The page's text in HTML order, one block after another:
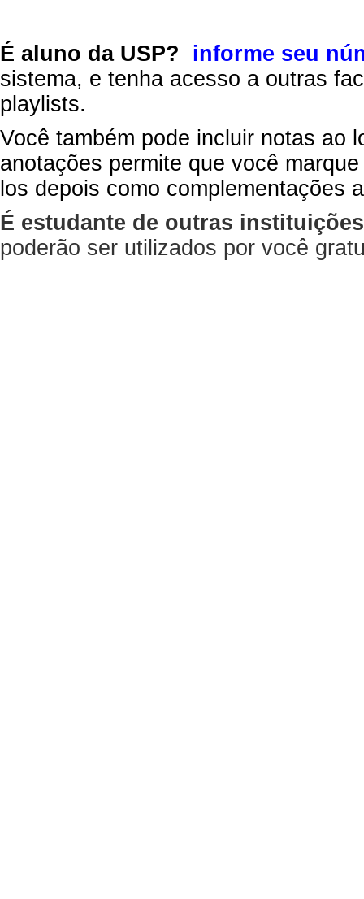
É aluno da USP?
informe seu
sistema, e tenha acesso a outras
playlists.
Você também pode incluir notas ao
anotações permite que você
los depois como complementações
É estudante de outras
poderão ser utilizados por você